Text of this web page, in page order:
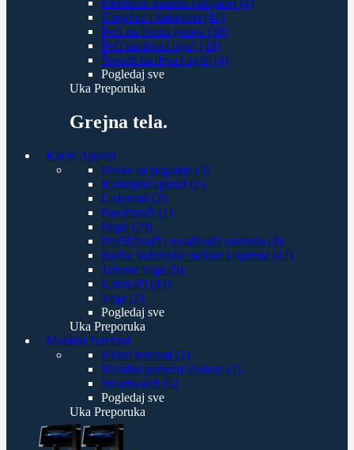
Električni panelni radijatori (4)
Grejalice i kaloriferi (41)
Peći na čvrsta goriva (36)
Peći na drva i ugalj (19)
Šporeti na drva i ugalj (4)
Pogledaj sve
Uka Preporuka
Grejna tela.
Kućni Aparati
Daske za peglanje (3)
Kuhinjski aparati (2)
Ledomati (2)
Paročistači (1)
Pegle (29)
Prečišćivači i ovlaživači vazduha (4)
Ručne kuhinjske mašine i oprema (17)
Telesne vage (9)
Usisivači (43)
Vage (3)
Pogledaj sve
Uka Preporuka
Mobilni Telefoni
Fiksni telefoni (2)
Mobilni pametni telefoni (2)
Smartwatch (5)
Pogledaj sve
Uka Preporuka